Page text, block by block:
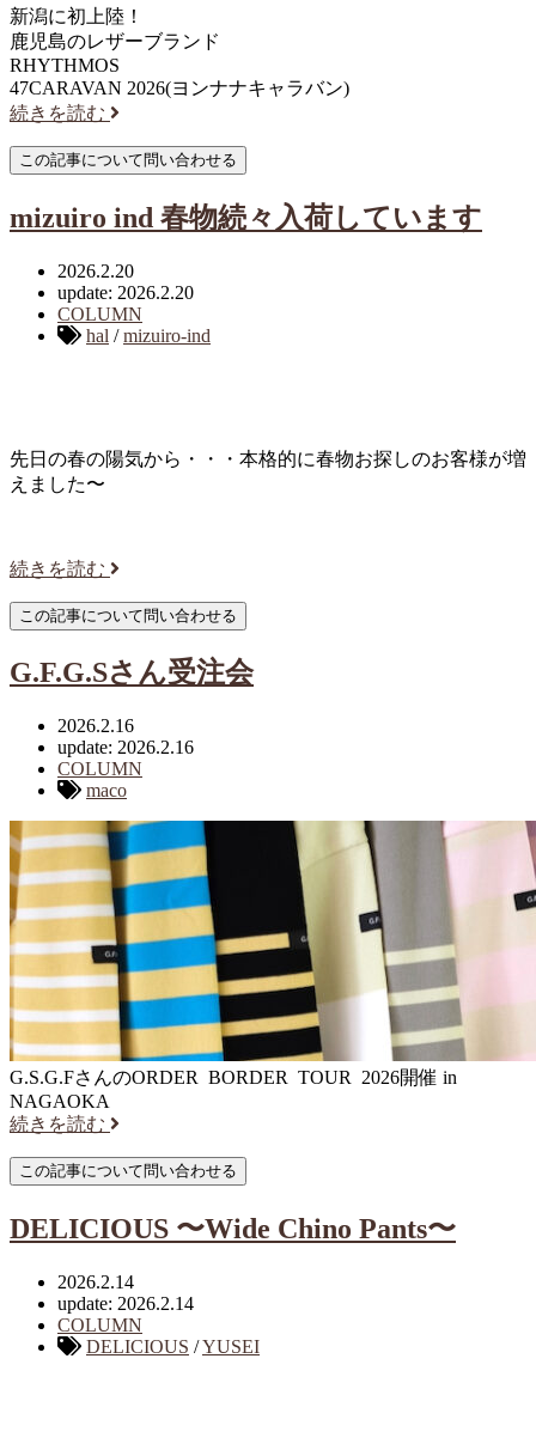
新潟に初上陸！
鹿児島のレザーブランド
RHYTHMOS
47CARAVAN 2026(ヨンナナキャラバン)
続きを読む
mizuiro ind 春物続々入荷しています
2026.2.20
update: 2026.2.20
COLUMN
hal /mizuiro-ind
先日の春の陽気から・・・本格的に春物お探しのお客様が増
えました〜
続きを読む
G.F.G.Sさん受注会
2026.2.16
update: 2026.2.16
COLUMN
maco
G.S.G.FさんのORDER BORDER TOUR 2026開催 in
NAGAOKA
続きを読む
DELICIOUS 〜Wide Chino Pants〜
2026.2.14
update: 2026.2.14
COLUMN
DELICIOUS /YUSEI